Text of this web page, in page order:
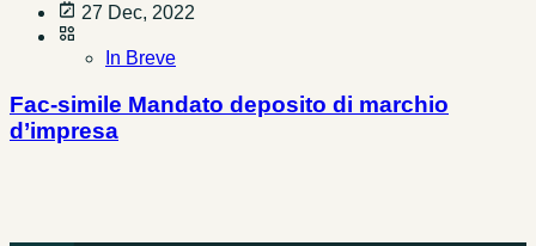
27 Dec, 2022
In Breve
Fac-simile Mandato deposito di marchio
d’impresa